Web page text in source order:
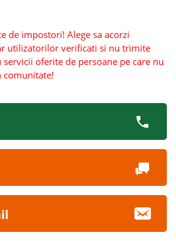
de impostori! Alege sa acorzi
utilizatorilor verificati si nu trimite
oferite de persoane pe care nu
comunitate!